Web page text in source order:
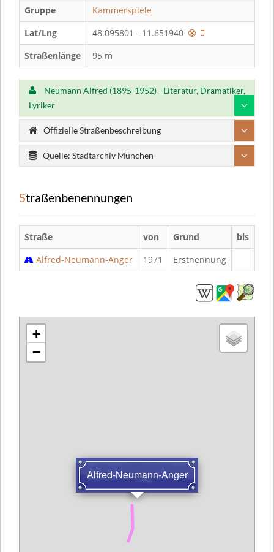
Gruppe
Kammerspiele
Lat/Lng
48.095801 - 11.651940
Straßenlänge
95 m
Neumann Alfred (1895-1952) - Literatur, Dramatiker,
Lyriker
Offizielle Straßenbeschreibung
Quelle: Stadtarchiv München
Straßenbenennungen
Straße von Grund bis
Alfred-Neumann-Anger
1971 Erstnennung
Alfred-Neumann-Anger
+
−